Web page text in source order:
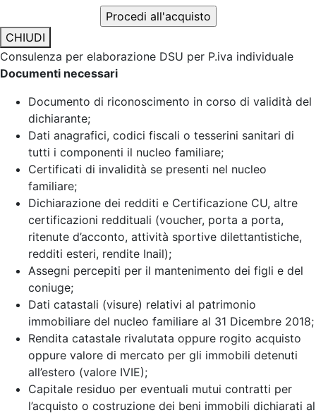
CHIUDI
Consulenza per elaborazione DSU per P.iva individuale
Documenti necessari
Documento di riconoscimento in corso di validità del
dichiarante;
Dati anagrafici, codici fiscali o tesserini sanitari di
tutti i componenti il nucleo familiare;
Certificati di invalidità se presenti nel nucleo
familiare;
Dichiarazione dei redditi e Certificazione CU, altre
certificazioni reddituali (voucher, porta a porta,
ritenute d’acconto, attività sportive dilettantistiche,
redditi esteri, rendite Inail);
Assegni percepiti per il mantenimento dei figli e del
coniuge;
Dati catastali (visure) relativi al patrimonio
immobiliare del nucleo familiare al 31 Dicembre 2018;
Rendita catastale rivalutata oppure rogito acquisto
oppure valore di mercato per gli immobili detenuti
all’estero (valore IVIE);
Capitale residuo per eventuali mutui contratti per
l’acquisto o costruzione dei beni immobili dichiarati al